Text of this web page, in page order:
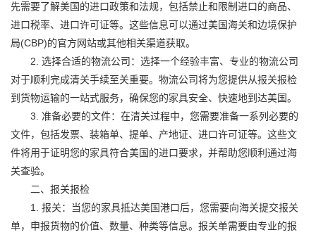
先需要了解美国的进口政策和法规，包括禁止和限制进口的商品、
进口税率、进口许可证等。这些信息可以通过美国海关和边境保护
局(CBP)的官方网站或其他相关渠道获取。
2. 选择合适的物流公司：选择一个经验丰富、专业的物流公司
对于顺利完成清关手续至关重要。物流公司将为您提供从报关报检
到货物运输的一站式服务，确保您的家具安全、快速地到达美国。
3. 准备必要的文件：在清关过程中，您需要准备一系列必要的
文件，包括发票、装箱单、提单、产地证、进口许可证等。这些文
件将用于证明您的家具符合美国的进口要求，并帮助您顺利通过海
关查验。
二、报关报检
1. 报关：当您的家具抵达美国港口后，您需要向海关提交报关
单，申报货物的价值、数量、种类等信息。报关单需要由专业的报